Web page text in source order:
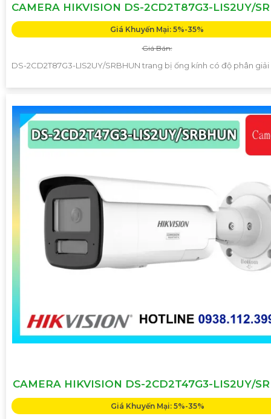
CAMERA HIKVISION DS-2CD2T87G3-LIS2UY/
Giá Khuyến Mại: 5%-35%
Giá Bán:
DS-2CD2T87G3-LIS2UY/SRBHUN trang bị ống kính có độ phân giải
CAMERA HIKVISION DS-2CD2T47G3-LIS2UY/
Giá Khuyến Mại: 5%-35%